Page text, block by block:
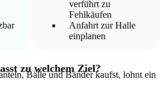
verführt zu
Fehlkäufen
Anfahrt zur Halle
einplanen
zu welchem Ziel?
Bälle und Bänder kaufst, lohnt ein